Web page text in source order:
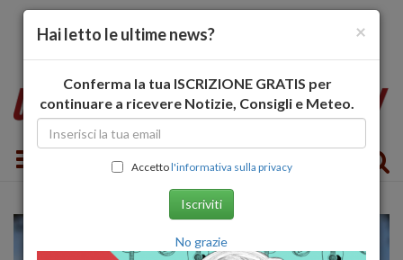
Toggle navigation
×
Hai letto le ultime news?
Conferma la tua ISCRIZIONE GRATIS per
continuare a ricevere Notizie, Consigli e Meteo.
Accettol'informativa sulla privacy
Iscriviti
No grazie